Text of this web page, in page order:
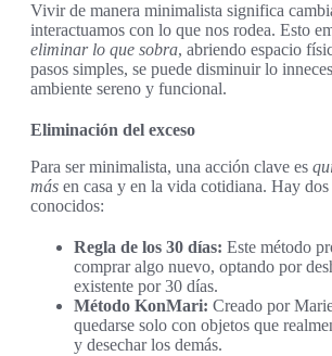
Vivir de manera minimalista significa
interactuamos con lo que nos rodea. Esto
eliminar lo que sobra, abriendo espacio
pasos simples, se puede disminuir lo
ambiente sereno y funcional.
Eliminación del exceso
Para ser minimalista, una acción clave es
más en casa y en la vida cotidiana. Hay dos
conocidos:
Regla de los 30 días: Este método
comprar algo nuevo, optando por
existente por 30 días.
Método KonMari: Creado por
quedarse solo con objetos que
y desechar los demás.